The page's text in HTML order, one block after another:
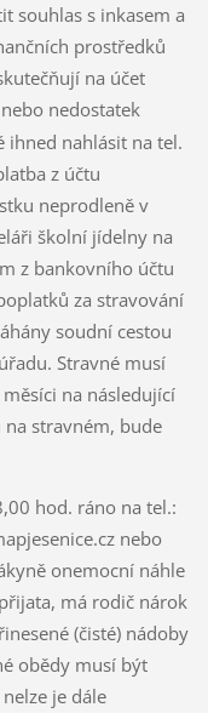
souhlas s inkasem a
prostředků
na účet
nedostatek
ihned nahlásit na tel.
z účtu
neprodleně v
školní jídelny na
z bankovního účtu
za stravování
soudní cestou
Stravné musí
na následující
stravném, bude
hod. ráno na tel.:
nebo
onemocní náhle
má rodič nárok
(čisté) nádoby
obědy musí být
je dále